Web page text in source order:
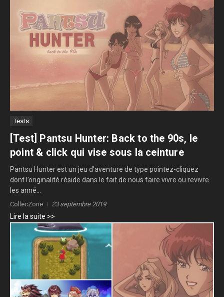
Tests
[Test] Pantsu Hunter: Back to the 90s, le
point & click qui vise sous la ceinture
Pantsu Hunter est un jeu d’aventure de type pointez-cliquez
dont l’originalité réside dans le fait de nous faire vivre ou revivre
les anné...
CollecZone 23 septembre 2019
Lire la suite >>